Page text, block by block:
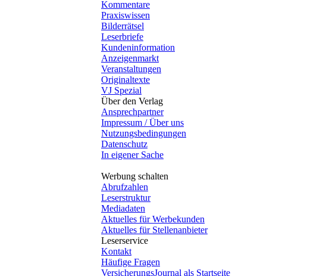
Kommentare
Praxiswissen
Bilderrätsel
Leserbriefe
Kundeninformation
Anzeigenmarkt
Veranstaltungen
Originaltexte
VJ Spezial
Über den Verlag
Ansprechpartner
Impressum / Über uns
Nutzungsbedingungen
Datenschutz
In eigener Sache
Werbung schalten
Abrufzahlen
Leserstruktur
Mediadaten
Aktuelles für Werbekunden
Aktuelles für Stellenanbieter
Leserservice
Kontakt
Häufige Fragen
VersicherungsJournal als Startseite